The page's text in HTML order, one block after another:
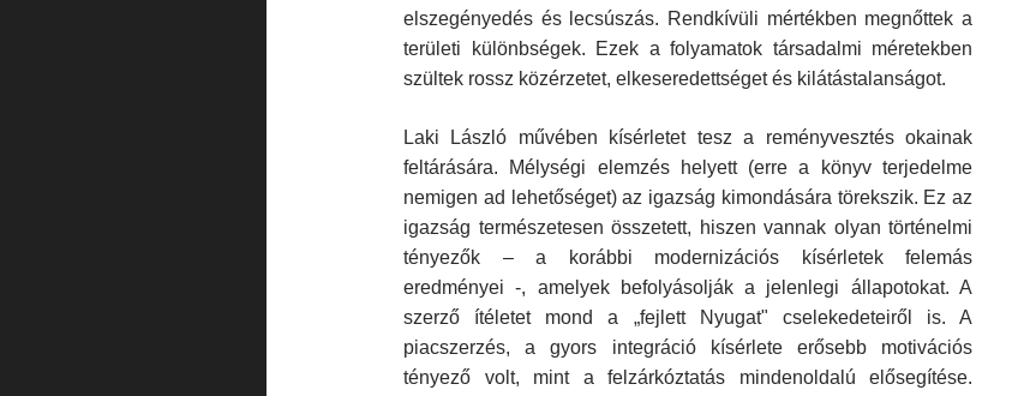
elszegényedés és lecsúszás. Rendkívüli mértékben megnőttek a
területi különbségek. Ezek a folyamatok társadalmi méretekben
szültek rossz közérzetet, elkeseredettséget és kilátástalanságot.
Laki László művében kísérletet tesz a reményvesztés okainak
feltá­rására. Mélységi elemzés helyett (erre a könyv terjedelme
nemigen ad lehetőséget) az igazság kimondására törekszik. Ez az
igazság termé­szetesen összetett, hiszen vannak olyan történelmi
tényezők – a korábbi modernizációs kísérletek felemás
eredményei -, amelyek befolyásolják a jelenlegi állapotokat. A
szerző ítéletet mond a „fejlett Nyugat" cselekede­teiről is. A
piacszerzés, a gyors integráció kísérlete erősebb motivációs
tényező volt, mint a felzárkóztatás mindenoldalú elősegítése.